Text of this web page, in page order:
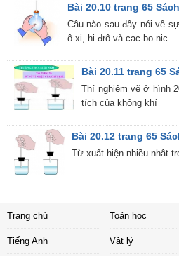
Bài 20.10 trang 65
Câu nào sau đây nói về
ô-xi, hi-đrô và cac-bo-nic
Bài 20.11 trang 65
Thí nghiệm vẽ ở hình
tích của không khí
Bài 20.12 trang 65
Từ xuất hiện nhiều nhât
Trang chủ Toán học
Tiếng Anh Vật lý